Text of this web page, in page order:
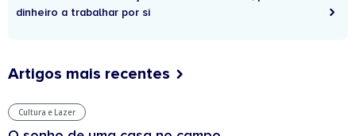
dinheiro a trabalhar por si
Artigos mais recentes
Cultura e Lazer